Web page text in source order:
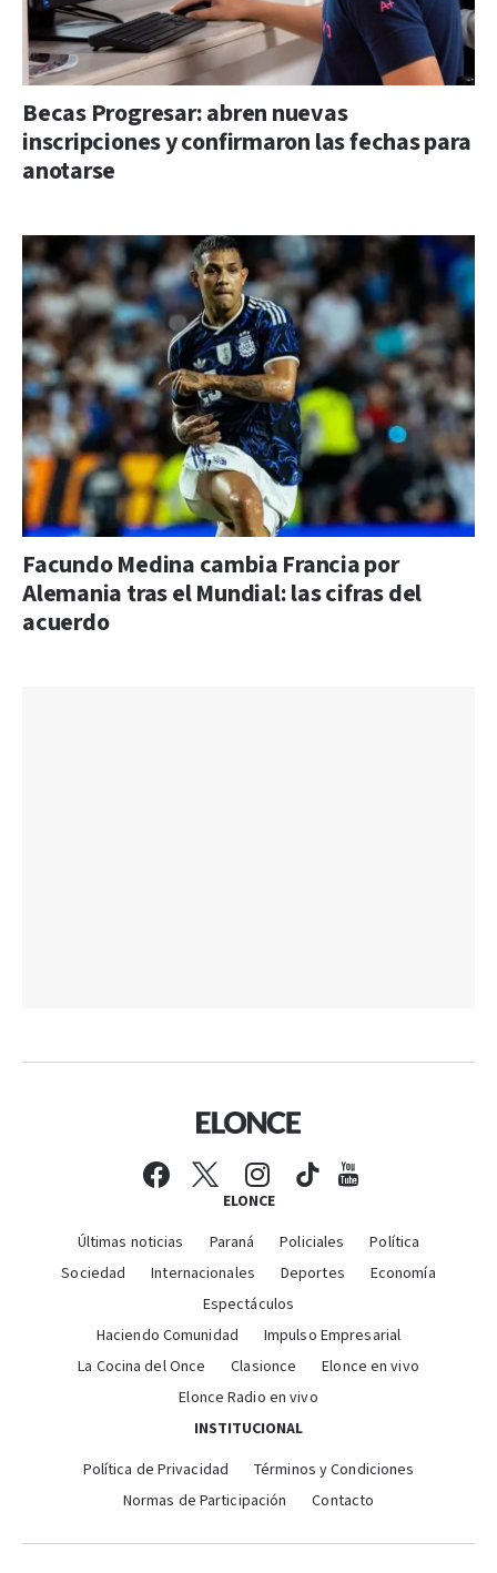
Becas Progresar: abren nuevas
inscripciones y confirmaron las fechas para
anotarse
Facundo Medina cambia Francia por
Alemania tras el Mundial: las cifras del
acuerdo
ELONCE
Últimas noticias Paraná Policiales
Política
Sociedad
Internacionales Deportes
Economía
Espectáculos
Haciendo Comunidad
Impulso Empresarial
La Cocina del Once
Clasionce
Elonce en vivo
Elonce Radio en vivo
INSTITUCIONAL
Política de Privacidad
Términos y Condiciones
Normas de Participación
Contacto